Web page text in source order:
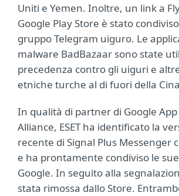
Uniti e Yemen. Inoltre, un link a
Google Play Store è stato
gruppo Telegram uiguro. Le
malware BadBazaar sono state
precedenza contro gli uiguri e
etniche turche al di fuori della
In qualità di partner di Google
Alliance, ESET ha identificato la
recente di Signal Plus Messenger
e ha prontamente condiviso le
Google. In seguito alla
stata rimossa dallo Store.